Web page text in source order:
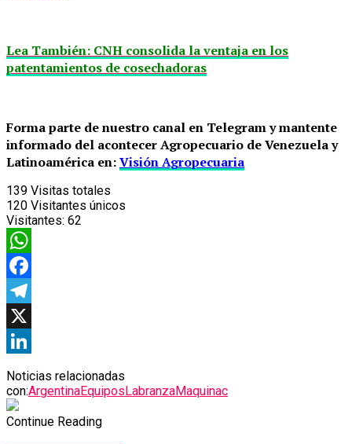
Lea También: CNH consolida la ventaja en los
patentamientos de cosechadoras
Forma parte de nuestro canal en Telegram y mantente
informado del acontecer Agropecuario de Venezuela y
Latinoamérica en:Visión Agropecuaria
139 Visitas totales
120 Visitantes únicos
Visitantes: 62
WhatsApp
Facebook
Telegram
X
Noticias relacionadas
con:ArgentinaEquiposLabranzaMaquinac
Continue Reading